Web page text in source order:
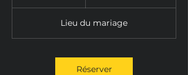
Lieu du mariage
Réserver